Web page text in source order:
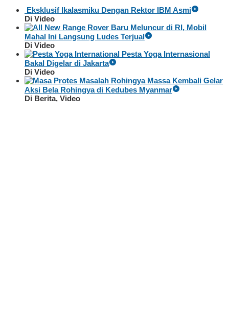
Eksklusif Ikalasmiku Dengan Rektor IBM Asmi
Di Video
Baru Meluncur di RI, Mobil
Mahal Ini Langsung Ludes Terjual
Di Video
Pesta Yoga Internasional
Bakal Digelar di Jakarta
Di Video
Massa Kembali Gelar
Aksi Bela Rohingya di Kedubes Myanmar
Di Berita, Video